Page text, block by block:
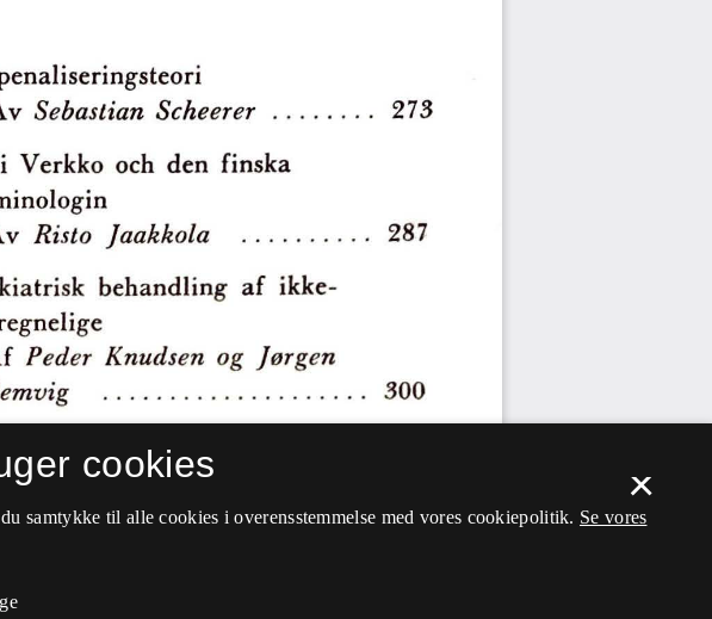
×
cookies
samtykke til alle cookies i overensstemmelse med vores cookiepolitik. Se vores